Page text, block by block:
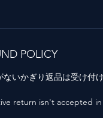
POLICY
いかぎり返品は受け付
return isn't accepted